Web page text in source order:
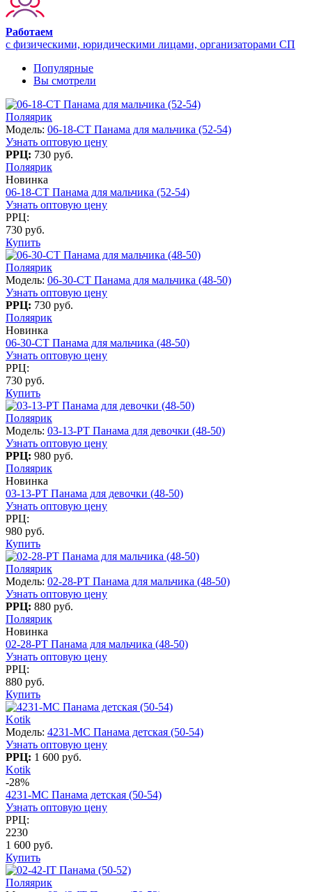
Работаем
с физическими, юридическими лицами, организаторами СП
Популярные
Вы смотрели
Поляярик
Модель: 06-18-CT Панама для мальчика (52-54)
Узнать оптовую цену
РРЦ: 730 руб.
Поляярик
Новинка
06-18-CT Панама для мальчика (52-54)
Узнать оптовую цену
РРЦ:
730 руб.
Купить
Поляярик
Модель: 06-30-CT Панама для мальчика (48-50)
Узнать оптовую цену
РРЦ: 730 руб.
Поляярик
Новинка
06-30-CT Панама для мальчика (48-50)
Узнать оптовую цену
РРЦ:
730 руб.
Купить
Поляярик
Модель: 03-13-PT Панама для девочки (48-50)
Узнать оптовую цену
РРЦ: 980 руб.
Поляярик
Новинка
03-13-PT Панама для девочки (48-50)
Узнать оптовую цену
РРЦ:
980 руб.
Купить
Поляярик
Модель: 02-28-PT Панама для мальчика (48-50)
Узнать оптовую цену
РРЦ: 880 руб.
Поляярик
Новинка
02-28-PT Панама для мальчика (48-50)
Узнать оптовую цену
РРЦ:
880 руб.
Купить
Kotik
Модель: 4231-МC Панама детская (50-54)
Узнать оптовую цену
РРЦ: 1 600 руб.
Kotik
-28%
4231-МC Панама детская (50-54)
Узнать оптовую цену
РРЦ:
2230
1 600 руб.
Купить
Поляярик